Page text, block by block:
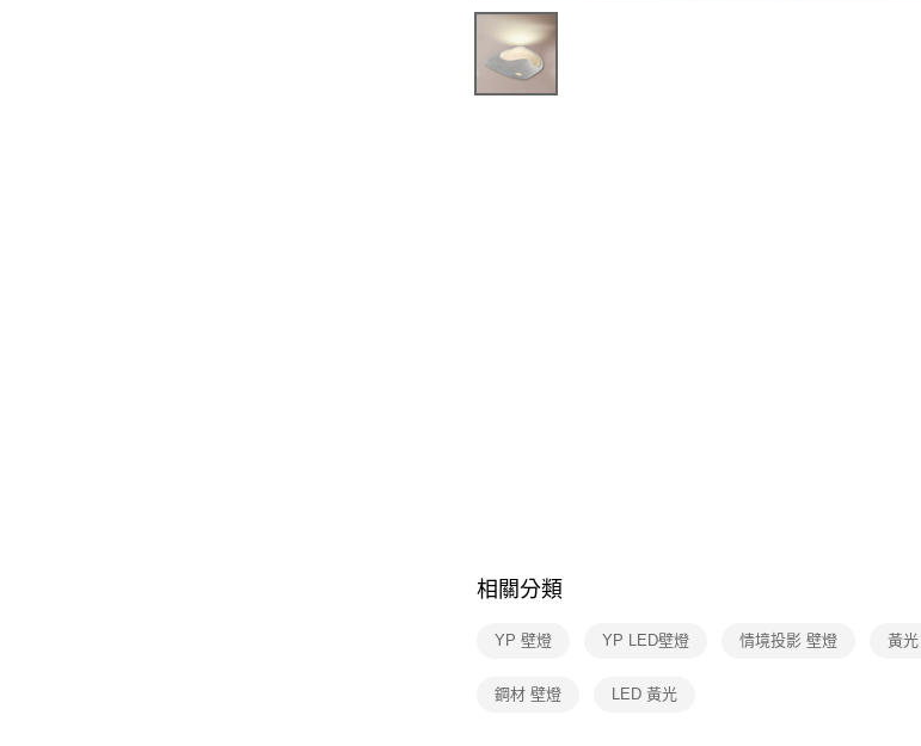
相關分類
YP 壁燈 YP LED壁燈 情境投影 壁燈 黃
鋼材 壁燈 LED 黃光